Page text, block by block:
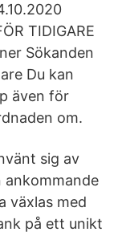
TIDIGARE
Sökanden
Du kan
även för
om.
sig av
växlas med
på ett unikt